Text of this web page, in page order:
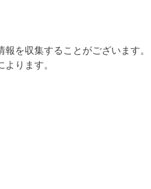
を収集することがございます。
ります。